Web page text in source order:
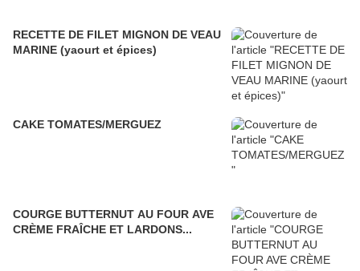
RECETTE DE FILET MIGNON DE VEAU
MARINE (yaourt et épices)
CAKE TOMATES/MERGUEZ
COURGE BUTTERNUT AU FOUR AVE
CRÈME FRAÎCHE ET LARDONS...